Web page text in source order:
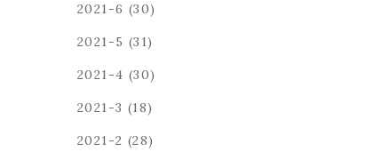
2021-6 (30)
2021-5 (31)
2021-4 (30)
2021-3 (18)
2021-2 (28)